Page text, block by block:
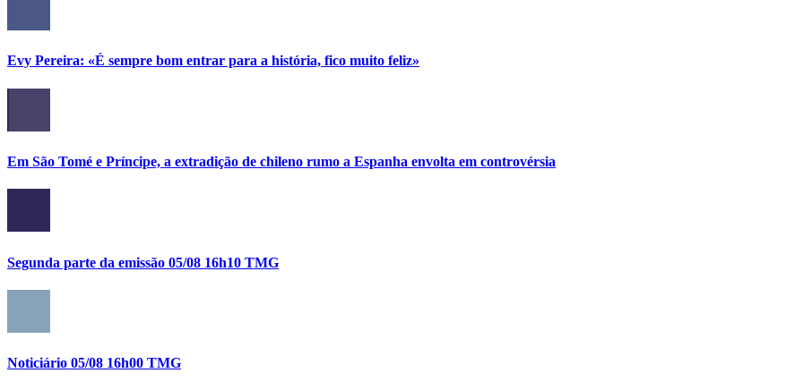
Evy Pereira: «É sempre bom entrar para a história, fico muito feliz»
Em São Tomé e Príncipe, a extradição de chileno rumo a Espanha envolta em controvérsia
Segunda parte da emissão 05/08 16h10 TMG
Noticiário 05/08 16h00 TMG